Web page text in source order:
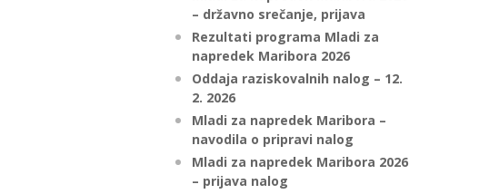
– državno srečanje, prijava
Rezultati programa Mladi za
napredek Maribora 2026
Oddaja raziskovalnih nalog – 12.
2. 2026
Mladi za napredek Maribora –
navodila o pripravi nalog
Mladi za napredek Maribora 2026
– prijava nalog